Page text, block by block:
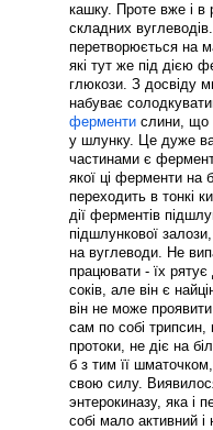
кашку. Проте вже і в
складних
перетворюється на
які тут же під дією
глюкози. З досвіду
набуває
ферменти слини, що
у шлунку. Це дуже
частинами є
якої ці ферменти на
переходить в тонкі
дії ферментів
підшлункової
на вуглеводи. Не
працювати - їх рятує
соків, але він є
він не може
сам по собі трипсин,
протоки, не діє на
б з тим її
свою силу.
энтерокиназу, яка і
собі мало активний